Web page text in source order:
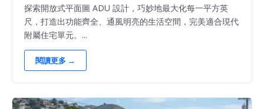
探索開放式平面圖 ADU 設計，巧妙地最大化每一平方英
尺，打造出功能齊全、通風明亮的生活空間，完美適合現代
附屬住宅單元。...
閱讀更多 →